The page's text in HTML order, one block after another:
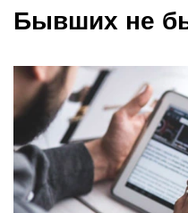
Бывших не